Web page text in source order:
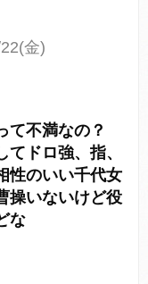
金)
て不満なの？
ドロ強、指、
性のいい千代女
操いないけど役
な